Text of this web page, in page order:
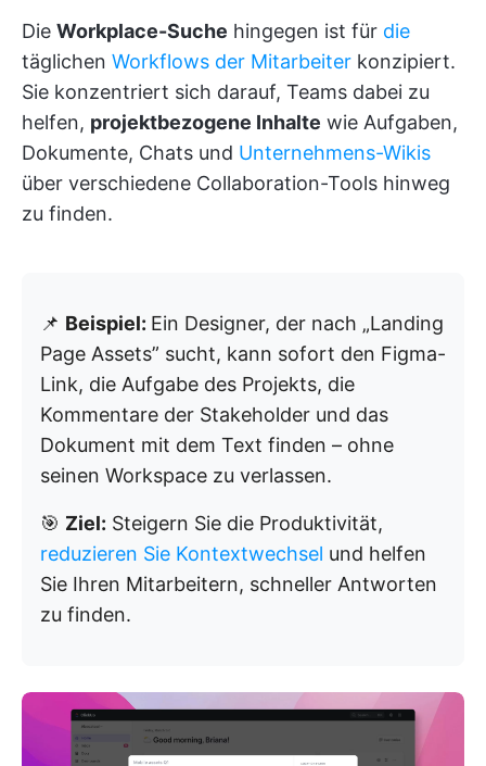
Die Workplace-Suche hingegen ist für die
täglichen Workflows der Mitarbeiter konzipiert.
Sie konzentriert sich darauf, Teams dabei zu
helfen, projektbezogene Inhalte wie Aufgaben,
Dokumente, Chats und Unternehmens-Wikis
über verschiedene Collaboration-Tools hinweg
zu finden.
📌 Beispiel: Ein Designer, der nach „Landing
Page Assets” sucht, kann sofort den Figma-
Link, die Aufgabe des Projekts, die
Kommentare der Stakeholder und das
Dokument mit dem Text finden – ohne
seinen Workspace zu verlassen.
🎯 Ziel: Steigern Sie die Produktivität,
reduzieren Sie Kontextwechsel und helfen
Sie Ihren Mitarbeitern, schneller Antworten
zu finden.